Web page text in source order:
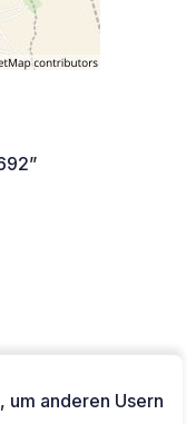
um anderen Usern